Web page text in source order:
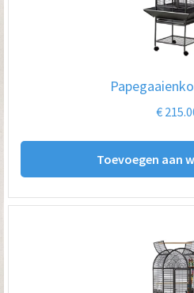
€
Toevoegen aan